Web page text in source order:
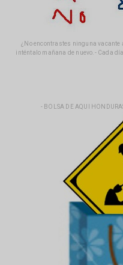
¿No encontrastes ninguna vacante
inténtalo mañana de nuevo.- Cada
- BOLSA DE AQUI